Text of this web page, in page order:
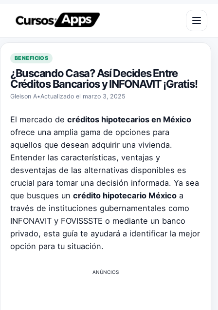
Saltar al contenido
Abrir
BENEFICIOS
¿Buscando Casa? Así Decides Entre
Créditos Bancarios y INFONAVIT ¡Gratis!
Gleison A•Actualizado el marzo 3, 2025
El mercado de créditos hipotecarios en México
ofrece una amplia gama de opciones para
aquellos que desean adquirir una vivienda.
Entender las características, ventajas y
desventajas de las alternativas disponibles es
crucial para tomar una decisión informada. Ya sea
que busques un crédito hipotecario México a
través de instituciones gubernamentales como
INFONAVIT y FOVISSSTE o mediante un banco
privado, esta guía te ayudará a identificar la mejor
opción para tu situación.
ANÚNCIOS